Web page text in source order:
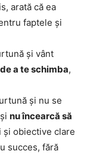
arată că ea
faptele și
și vânt
a te schimba,
și nu se
nu încearcă să
și obiective clare
succes, fără